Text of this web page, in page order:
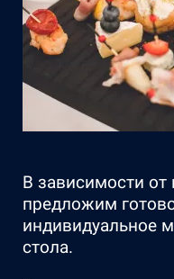
В зависимости
предложим
индивидуальное
стола.